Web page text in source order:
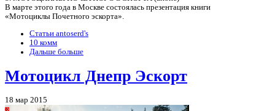
В марте этого года в Москве состоялась презентация книги
«Мотоциклы Почетного эскорта».
Статьи antoserd's
10 комм
Дальше больше
Мотоцикл Днепр Эскорт
18 мар 2015